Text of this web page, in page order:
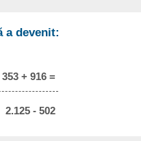
a devenit:
+ 916 =
2.125 - 502